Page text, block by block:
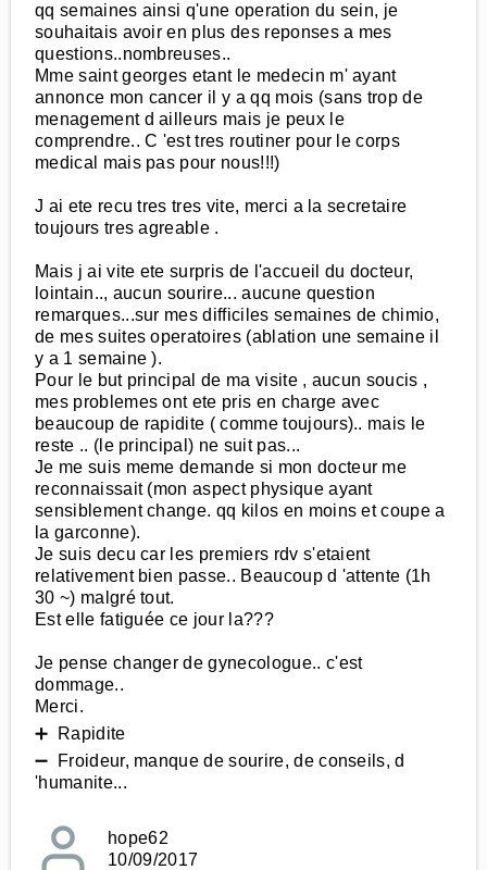
qq semaines ainsi q'une operation du sein, je
souhaitais avoir en plus des reponses a mes
questions..nombreuses..
Mme saint georges etant le medecin m' ayant
annonce mon cancer il y a qq mois (sans trop de
menagement d ailleurs mais je peux le
comprendre.. C 'est tres routiner pour le corps
medical mais pas pour nous!!!)
J ai ete recu tres tres vite, merci a la secretaire
toujours tres agreable .
Mais j ai vite ete surpris de l'accueil du docteur,
lointain.., aucun sourire... aucune question
remarques...sur mes difficiles semaines de chimio,
de mes suites operatoires (ablation une semaine il
y a 1 semaine ).
Pour le but principal de ma visite , aucun soucis ,
mes problemes ont ete pris en charge avec
beaucoup de rapidite ( comme toujours).. mais le
reste .. (le principal) ne suit pas...
Je me suis meme demande si mon docteur me
reconnaissait (mon aspect physique ayant
sensiblement change. qq kilos en moins et coupe a
la garconne).
Je suis decu car les premiers rdv s'etaient
relativement bien passe.. Beaucoup d 'attente (1h
30 ~) malgré tout.
Est elle fatiguée ce jour la???
Je pense changer de gynecologue.. c'est
dommage..
Merci.
➕ Rapidite
➖ Froideur, manque de sourire, de conseils, d
'humanite...
hope62
10/09/2017